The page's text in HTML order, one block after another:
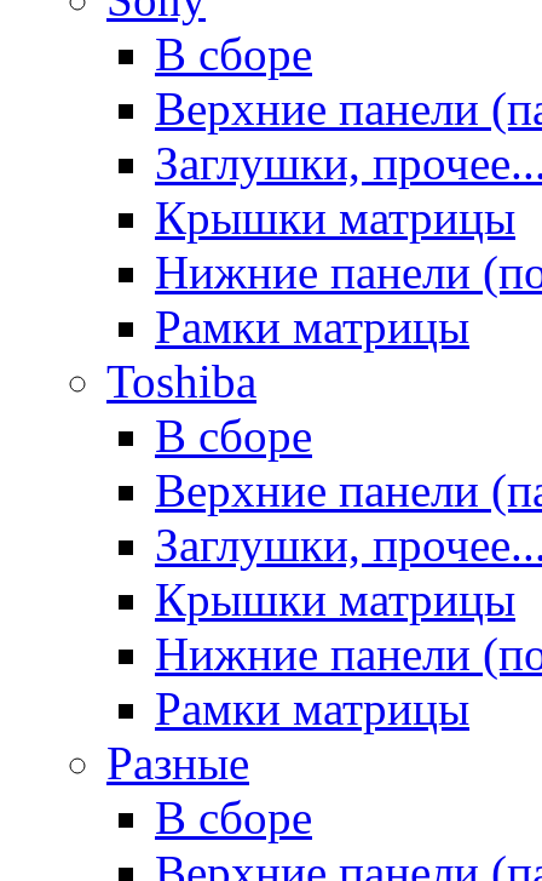
В сборе
Верхние панели
Заглушки,
Крышки матрицы
Нижние панели
Рамки матрицы
Toshiba
В сборе
Верхние панели
Заглушки,
Крышки матрицы
Нижние панели
Рамки матрицы
Разные
В сборе